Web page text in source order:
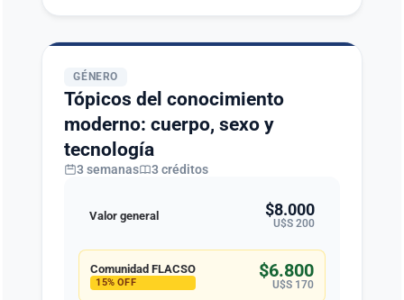
GÉNERO
Tópicos del conocimiento
moderno: cuerpo, sexo y
tecnología
3 semanas 3 créditos
Valor general $8.000
U$S 200
Comunidad FLACSO
15% OFF
$6.800
U$S 170